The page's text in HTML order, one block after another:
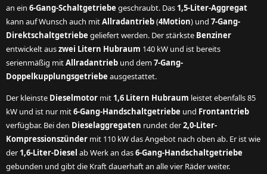
an ein 6-Gang-Schaltgetriebe geschraubt. Das 1,5-Liter-Aggregat
kann auf Wunsch auch mitAllradantrieb(4Motion) und 7-Gang-
Direktschaltgetriebe geliefert werden. Der stärkste Benziner
entwickelt auszwei Litern Hubraum 140 kW und ist bereits
serienmäßig mitAllradantrieb und dem7-Gang-
Doppelkupplungsgetriebe ausgestattet.
Der kleinste Dieselmotor mit 1,6 Litern Hubraum leistet ebenfalls 85
kW und ist nur mit6-Gang-Handschaltgetriebe und Frontantrieb
verfügbar. Bei den Dieselaggregaten rundet der2,0-Liter-
Kompressionszünder mit 110 kW das Angebot nach oben ab. Er ist wie
der 1,6-Liter-Diesel ab Werk an das6-Gang-Handschaltgetriebe
gebunden und gibt die Kraft dauerhaft an alle vier Räder weiter.